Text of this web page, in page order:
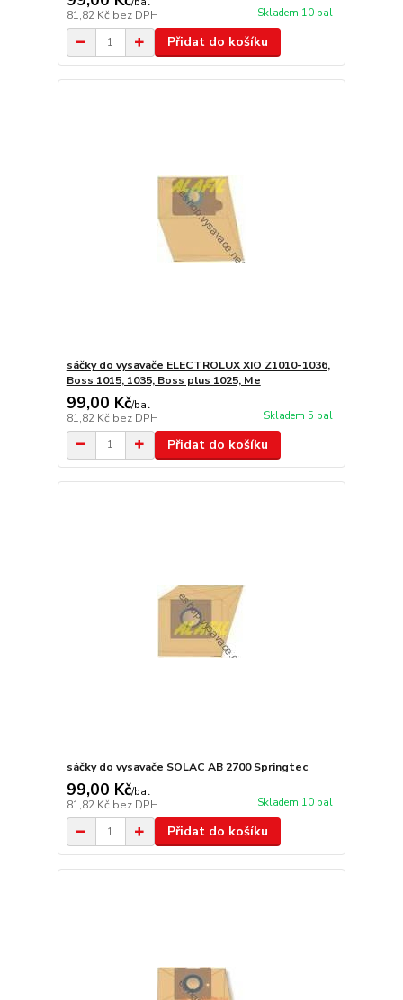
81,82 Kč bez DPH Skladem 10 bal
Přidat do košíku
sáčky do vysavače ELECTROLUX XIO Z1010-1036,
Boss 1015, 1035, Boss plus 1025, Me
99,00 Kč/bal
81,82 Kč bez DPH Skladem 5 bal
Přidat do košíku
sáčky do vysavače SOLAC AB 2700 Springtec
99,00 Kč/bal
81,82 Kč bez DPH Skladem 10 bal
Přidat do košíku